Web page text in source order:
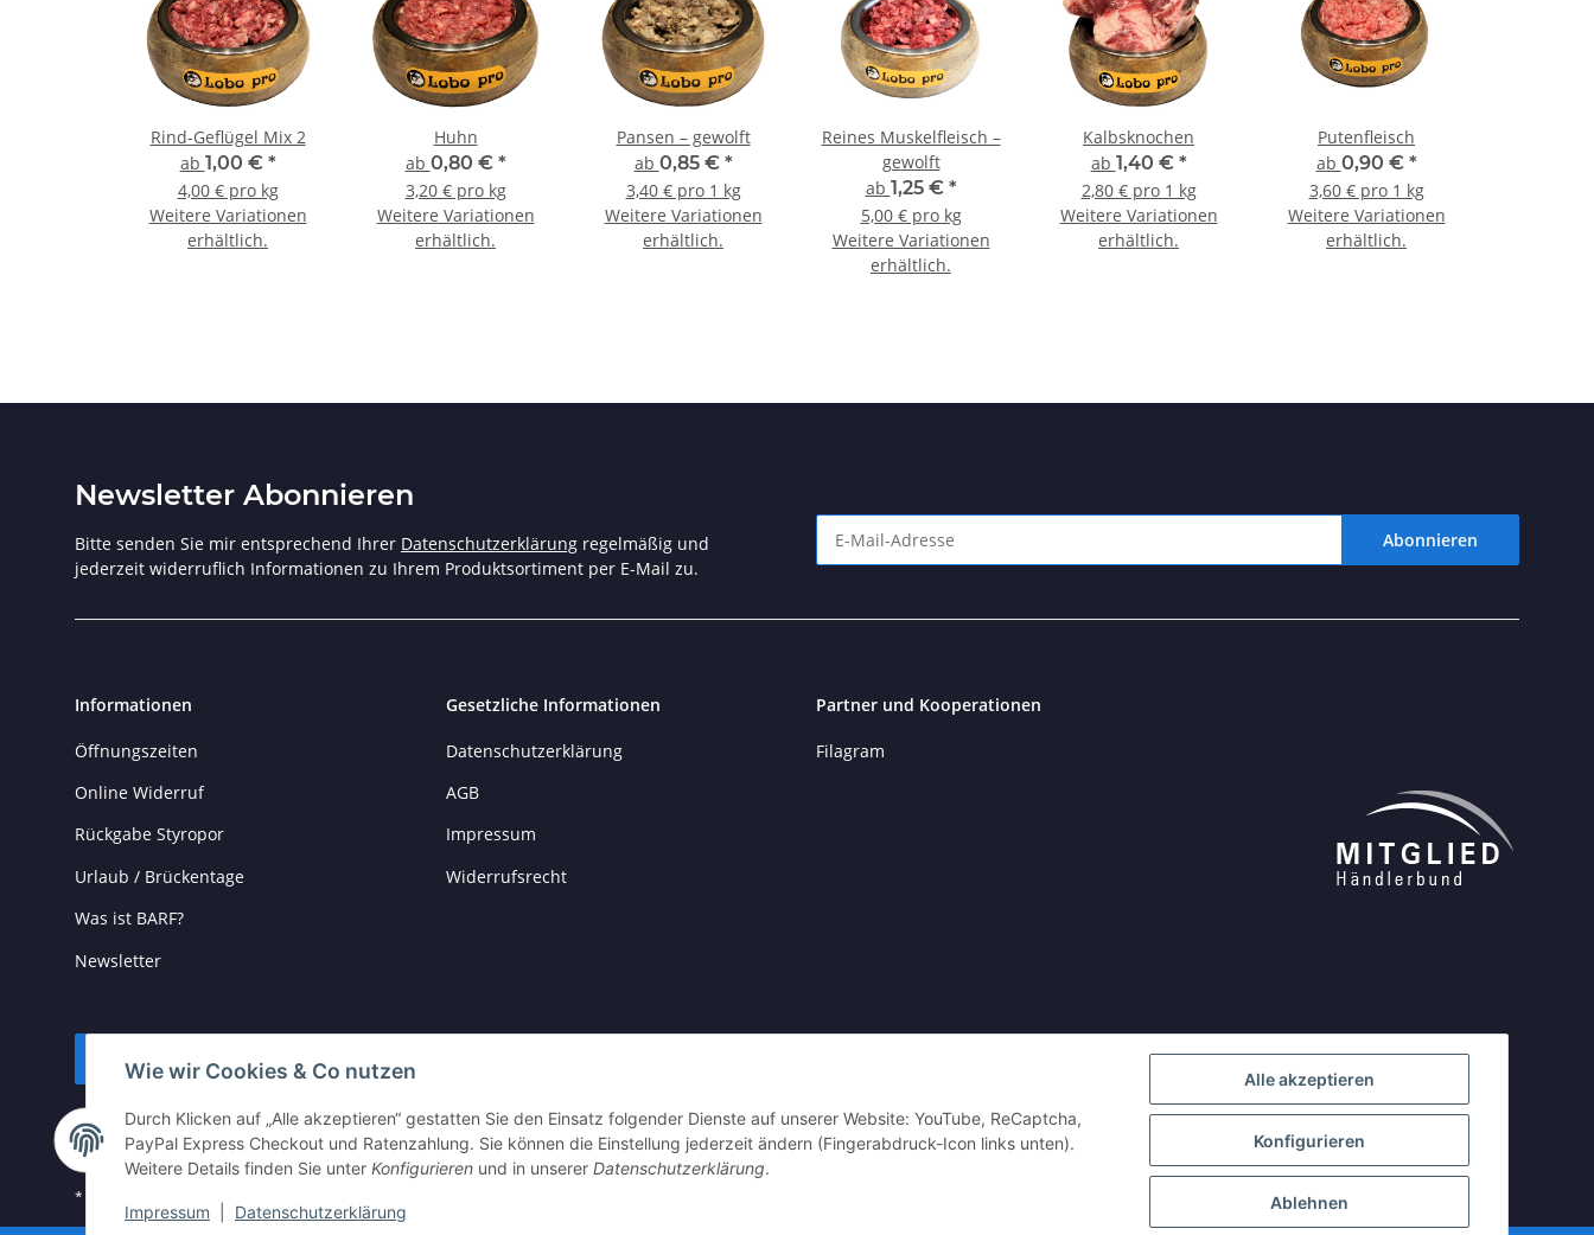
Alle akzeptieren
Konfigurieren
Ablehnen
Wie wir Cookies & Co nutzen
Durch Klicken auf „Alle akzeptieren“ gestatten Sie den Einsatz folgender Dienste auf unserer Website: YouTube, ReCaptcha,
PayPal Express Checkout und Ratenzahlung. Sie können die Einstellung jederzeit ändern (Fingerabdruck-Icon links unten).
Weitere Details finden Sie unter Konfigurieren und in unserer Datenschutzerklärung.
Impressum Datenschutzerklärung
Rind-Geflügel Mix 2
ab 1,00 € *
4,00 € pro kg
Weitere Variationen
erhältlich.
Huhn
ab 0,80 € *
3,20 € pro kg
Weitere Variationen
erhältlich.
Pansen – gewolft
ab 0,85 € *
3,40 € pro 1 kg
Weitere Variationen
erhältlich.
Reines Muskelfleisch –
gewolft
ab 1,25 € *
5,00 € pro kg
Weitere Variationen
erhältlich.
Kalbsknochen
ab 1,40 € *
2,80 € pro 1 kg
Weitere Variationen
erhältlich.
Putenfleisch
ab 0,90 € *
3,60 € pro 1 kg
Weitere Variationen
erhältlich.
Newsletter Abonnieren
Bitte senden Sie mir entsprechend Ihrer Datenschutzerklärung regelmäßig und
jederzeit widerruflich Informationen zu Ihrem Produktsortiment per E-Mail zu.
Abonnieren
Informationen
Öffnungszeiten
Online Widerruf
Rückgabe Styropor
Urlaub / Brückentage
Was ist BARF?
Newsletter
Gesetzliche Informationen
Datenschutzerklärung
AGB
Impressum
Widerrufsrecht
Partner und Kooperationen
Filagram
Vertrag widerrufen
* Alle Preise inkl. gesetzlicher USt., zzgl.